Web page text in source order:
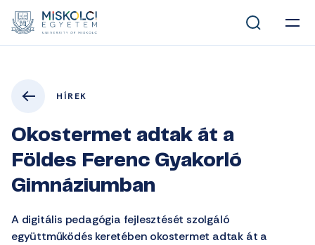
HÍREK
Okostermet adtak át a
Földes Ferenc Gyakorló
Gimnáziumban
A digitális pedagógia fejlesztését szolgáló
együttműködés keretében okostermet adtak át a